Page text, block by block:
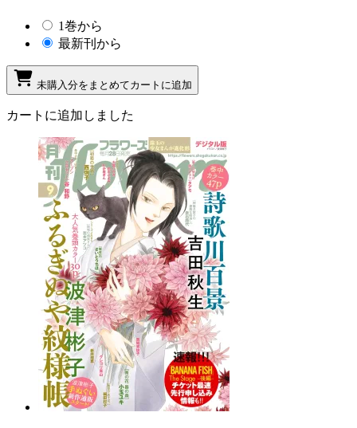
1巻から
最新刊から
未購入分をまとめてカートに追加
カートに追加しました